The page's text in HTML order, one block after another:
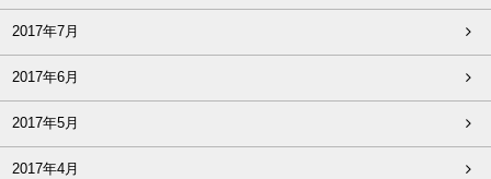
2017年7月
2017年6月
2017年5月
2017年4月